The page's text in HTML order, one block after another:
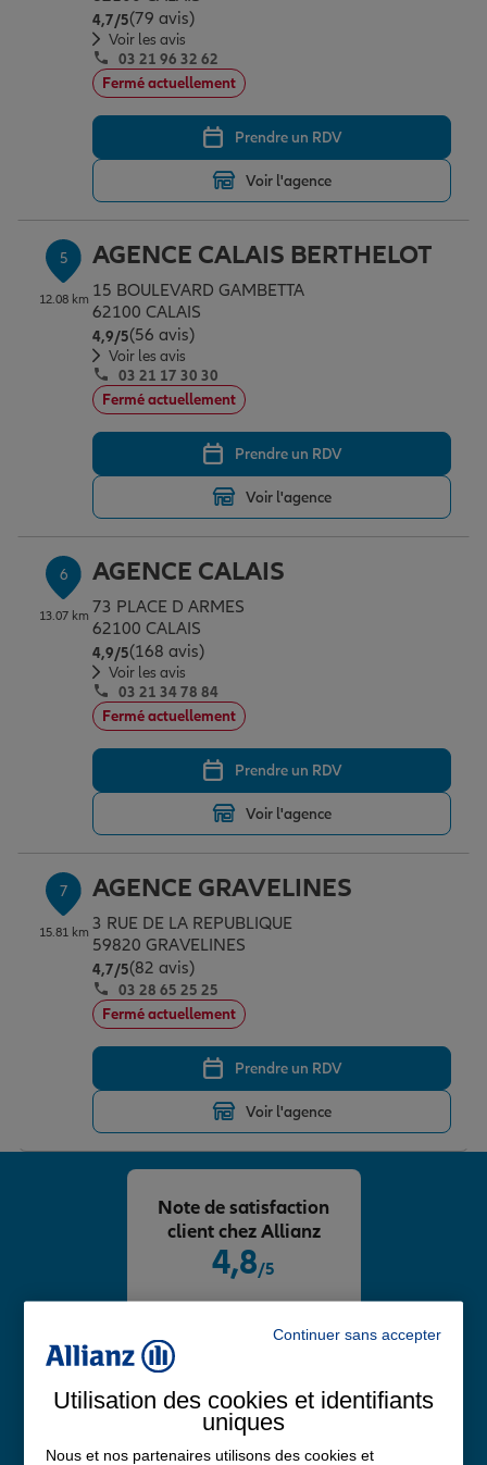
4,7/5Note de 4.7 sur 5
(79 avis)
Voir les avis
03 21 96 32 62
Fermé actuellement
Prendre un RDV
Voir l'agence
5
12.08 km
AGENCE CALAIS BERTHELOT
15 BOULEVARD GAMBETTA
62100 CALAIS
4,9/5Note de 4.9 sur 5
(56 avis)
Voir les avis
03 21 17 30 30
Fermé actuellement
Prendre un RDV
Voir l'agence
6
13.07 km
AGENCE CALAIS
73 PLACE D ARMES
62100 CALAIS
4,9/5Note de 4.9 sur 5
(168 avis)
Voir les avis
03 21 34 78 84
Fermé actuellement
Prendre un RDV
Voir l'agence
7
15.81 km
AGENCE GRAVELINES
3 RUE DE LA REPUBLIQUE
59820 GRAVELINES
4,7/5Note de 4.7 sur 5
(82 avis)
03 28 65 25 25
Fermé actuellement
Prendre un RDV
Voir l'agence
4,8/5
Note de satisfaction
client chez Allianz
Continuer sans accepter
Utilisation des cookies et identifiants
uniques
Nous et nos partenaires utilisons des cookies et